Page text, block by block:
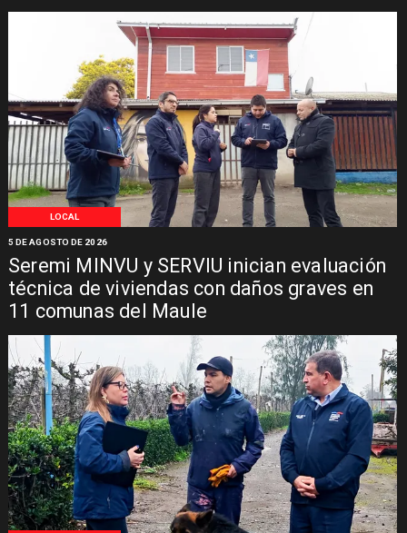
LOCAL
Seremi MINVU y SERVIU inician evaluación
técnica de viviendas con daños graves en
11 comunas del Maule
5 DE AGOSTO DE 2026